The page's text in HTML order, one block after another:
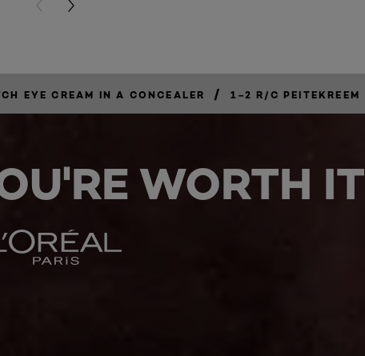
PREVIOUS CARD
NEXT CARD
EYE CREAM IN A CONCEALER / 1–2 R/C PEITEKREEM
WORTH IT